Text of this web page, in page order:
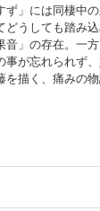
ず」には同棲中
うしても踏み
」の存在。一
事が忘れられ
描く、痛みの物